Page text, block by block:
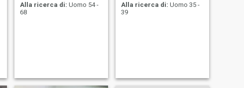
Alla ricerca di: Uomo 54 -
68
Alla ricerca di: Uomo 35 -
39